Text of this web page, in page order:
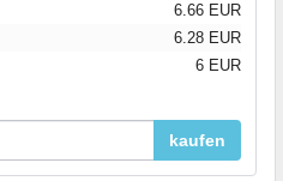
6.66 EUR
6.28 EUR
6 EUR
kaufen